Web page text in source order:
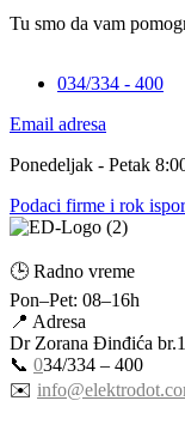
Tu smo da vam
034/334 - 400
Email adresa
Ponedeljak - Petak
Podaci firme i rok
🕒 Radno vreme
Pon–Pet: 08–16h
📍 Adresa
Dr Zorana Đinđića
📞 034/334 – 400
✉️